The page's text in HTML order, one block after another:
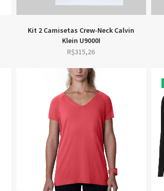
Kit 2 Camisetas Crew-Neck Calvin
Klein U9000I
R$315,26